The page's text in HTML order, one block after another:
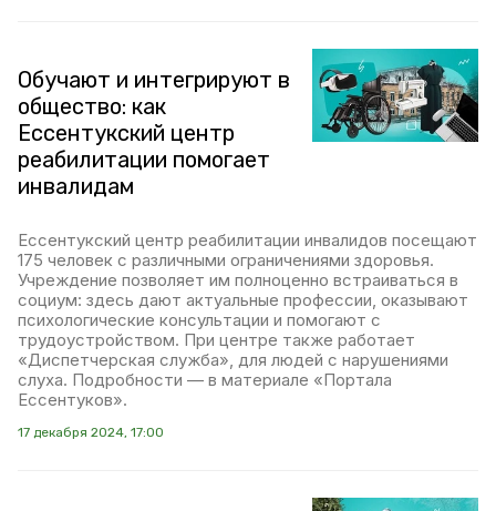
Обучают и интегрируют в
общество: как
Ессентукский центр
реабилитации помогает
инвалидам
Ессентукский центр реабилитации инвалидов посещают
175 человек с различными ограничениями здоровья.
Учреждение позволяет им полноценно встраиваться в
социум: здесь дают актуальные профессии, оказывают
психологические консультации и помогают с
трудоустройством. При центре также работает
«Диспетчерская служба», для людей с нарушениями
слуха. Подробности — в материале «Портала
Ессентуков».
17 декабря 2024, 17:00